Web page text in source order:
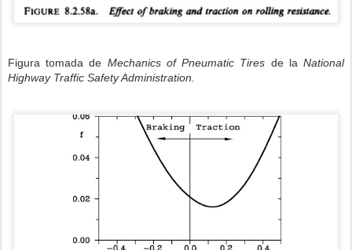
Figura tomada de Mechanics of Pneumatic Tires de laNational
HighwayTraffic Safety Administration.